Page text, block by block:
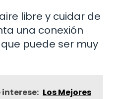
libre y cuidar de
una conexión
puede ser muy
Los Mejores